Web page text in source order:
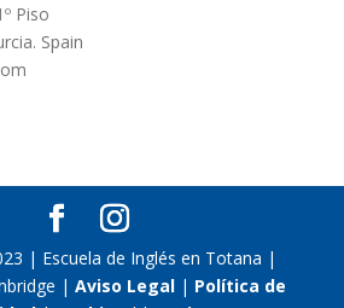
Piso
Spain
| Escuela de Inglés en Totana |
| Aviso Legal| Política de